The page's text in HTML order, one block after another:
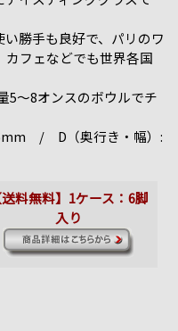
勝手も良好で、パリのワ
カフェなどでも世界各国
5～8オンスのボウルでチ
/ D（奥行き・幅）:
送料無料】1ケース：6脚
入り